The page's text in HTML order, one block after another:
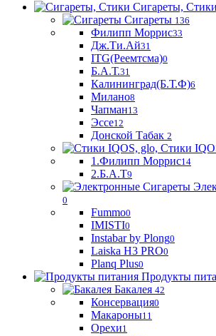
Сигареты, Стики
Сигареты 136
Филипп Моррис33
Дж.Ти.Ай31
ITG(Реемтсма)0
Б.А.Т.31
Калининград(Б.Т.Ф)6
Милано8
Чапман13
Эссе12
Донской Табак 2
Стики
1.Филипп Моррис14
2.Б.А.Т9
0
Fummo0
IMISTI0
Instabar by Plong0
Laiska H3 PRO0
Planq Plus0
Продукты
Бакалея 42
Консервация0
Макароны11
Орехи1